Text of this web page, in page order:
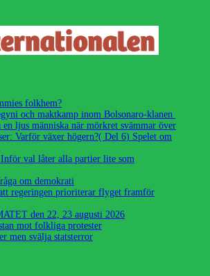
folkhem?
och maktkamp inom Bolsonaro-klanen
ljus människa när mörkret svämmar över
Varför växer högern?( Del 6) Spelet om
val låter alla partier lite som
om demokrati
regeringen prioriterar flyget framför
den 22, 23 augusti 2026
mot folkliga protester
men svälja statsterror